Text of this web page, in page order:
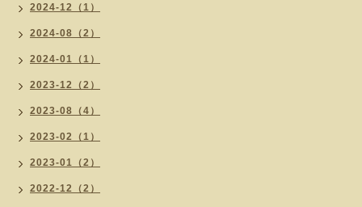
2024-12（1）
2024-08（2）
2024-01（1）
2023-12（2）
2023-08（4）
2023-02（1）
2023-01（2）
2022-12（2）